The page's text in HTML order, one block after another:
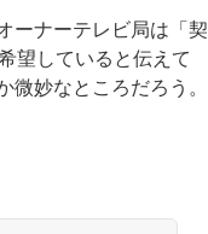
ーナーテレビ局は「契
望していると伝えて
微妙なところだろう。